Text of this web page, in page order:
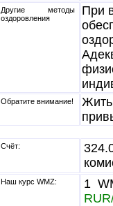
Другие методы
оздоровления
При
Обратите внимание!
Жить
Счёт:
Наш курс WMZ:
1